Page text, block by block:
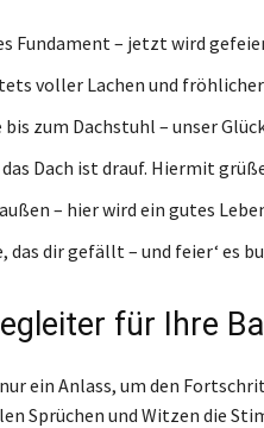
Fundament – jetzt wird
voller Lachen und
bis zum Dachstuhl – unser
das Dach ist drauf. Hiermit
– hier wird ein gutes
das dir gefällt – und feier‘ es
für Ihre
ein Anlass, um den
Sprüchen und Witzen die